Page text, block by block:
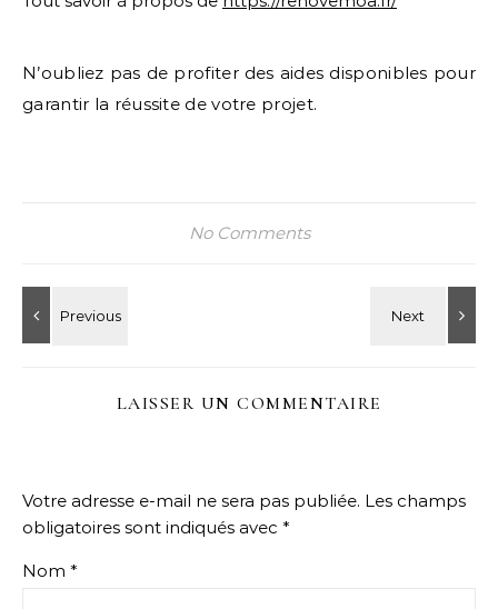
N’oubliez pas de profiter des aides disponibles pour
garantir la réussite de votre projet.
No Comments
LAISSER UN COMMENTAIRE
Votre adresse e-mail ne sera pas publiée. Les champs
obligatoires sont indiqués avec *
Nom *